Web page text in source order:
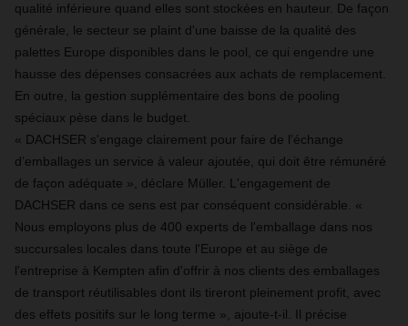
qualité inférieure quand elles sont stockées en hauteur. De façon
générale, le secteur se plaint d'une baisse de la qualité des
palettes Europe disponibles dans le pool, ce qui engendre une
hausse des dépenses consacrées aux achats de remplacement.
En outre, la gestion supplémentaire des bons de pooling
spéciaux pèse dans le budget.
« DACHSER s'engage clairement pour faire de l'échange
d’emballages un service à valeur ajoutée, qui doit être rémunéré
de façon adéquate », déclare Müller. L'engagement de
DACHSER dans ce sens est par conséquent considérable. «
Nous employons plus de 400 experts de l'emballage dans nos
succursales locales dans toute l'Europe et au siège de
l'entreprise à Kempten afin d'offrir à nos clients des emballages
de transport réutilisables dont ils tireront pleinement profit, avec
des effets positifs sur le long terme », ajoute-t-il. Il précise